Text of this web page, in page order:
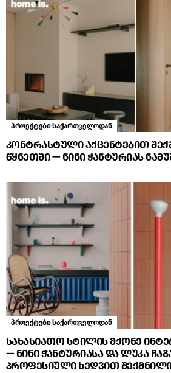
პროექტები საქართველოდან
კონტრასტული აქცენტებით
წყნეთში — ნინი ჭანტურიას
პროექტები საქართველოდან
სახასიათო სტილის მქონე
— ნინი ჭანტურიასა და ლუკა
პროფესიული ხედვით